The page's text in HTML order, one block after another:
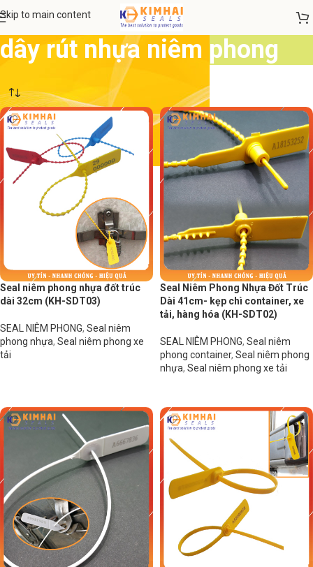
Skip to main content
dây rút nhựa niêm phong
Seal niêm phong nhựa đốt trúc
dài 32cm (KH-SDT03)
SEAL NIÊM PHONG, Seal niêm
phong nhựa, Seal niêm phong xe
tải
Seal Niêm Phong Nhựa Đốt Trúc
Dài 41cm- kẹp chì container, xe
tải, hàng hóa (KH-SDT02)
SEAL NIÊM PHONG, Seal niêm
phong container, Seal niêm phong
nhựa, Seal niêm phong xe tải